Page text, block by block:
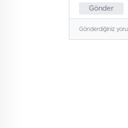
Gönder
Gönderdiğiniz